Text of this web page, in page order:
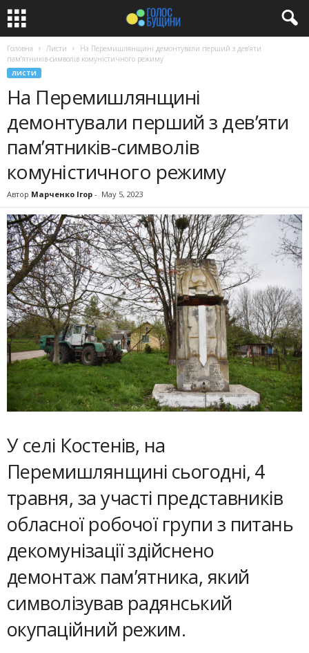
Головна Листи
На Перемишлянщині демонтували перший з дев’яти
пам’ятників-символів комуністичного режиму
ЛИСТИ
На Перемишлянщині
демонтували перший з дев’яти
пам’ятників-символів
комуністичного режиму
Автор Марченко Ігор - May 5, 2023
У селі Костенів, на
Перемишлянщині сьогодні, 4
травня, за участі представників
обласної робочої групи з питань
декомунізації здійснено
демонтаж пам’ятника, який
символізував радянський
окупаційний режим.